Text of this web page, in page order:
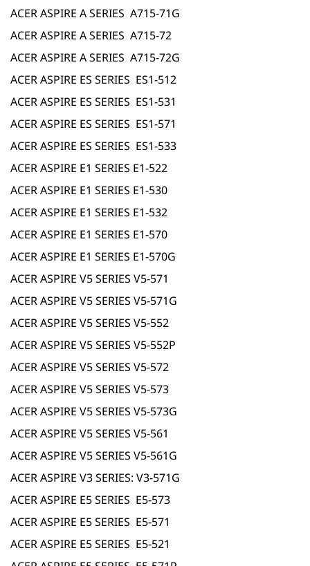
ACER ASPIRE A SERIES A715-71G
ACER ASPIRE A SERIES A715-72
ACER ASPIRE A SERIES A715-72G
ACER ASPIRE ES SERIES ES1-512
ACER ASPIRE ES SERIES ES1-531
ACER ASPIRE ES SERIES ES1-571
ACER ASPIRE ES SERIES ES1-533
ACER ASPIRE E1 SERIES E1-522
ACER ASPIRE E1 SERIES E1-530
ACER ASPIRE E1 SERIES E1-532
ACER ASPIRE E1 SERIES E1-570
ACER ASPIRE E1 SERIES E1-570G
ACER ASPIRE V5 SERIES V5-571
ACER ASPIRE V5 SERIES V5-571G
ACER ASPIRE V5 SERIES V5-552
ACER ASPIRE V5 SERIES V5-552P
ACER ASPIRE V5 SERIES V5-572
ACER ASPIRE V5 SERIES V5-573
ACER ASPIRE V5 SERIES V5-573G
ACER ASPIRE V5 SERIES V5-561
ACER ASPIRE V5 SERIES V5-561G
ACER ASPIRE V3 SERIES: V3-571G
ACER ASPIRE E5 SERIES E5-573
ACER ASPIRE E5 SERIES E5-571
ACER ASPIRE E5 SERIES E5-521